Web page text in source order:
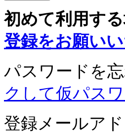
初めて利用する
登録をお願い
パスワードを
クして仮パス
登録メールア